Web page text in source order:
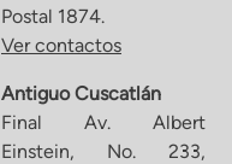
Postal 1874.
Ver contactos
Antiguo Cuscatlán
Final Av. Albert
Einstein, No. 233,